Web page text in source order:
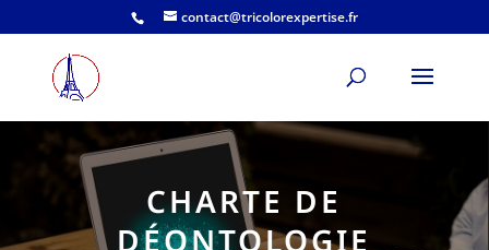
contact@tricolorexpertise.fr
CHARTE DE
DÉONTOLOGIE